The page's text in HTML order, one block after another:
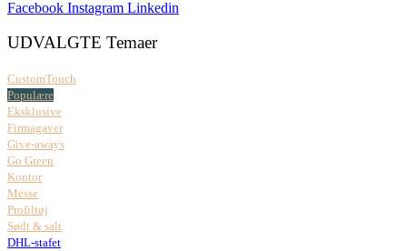
Facebook Instagram Linkedin
UDVALGTE Temaer
CustomTouch
Populære
Eksklusive
Firmagaver
Give-aways
Go Green
Kontor
Messe
Profiltøj
Sødt & salt
DHL-stafet